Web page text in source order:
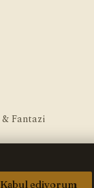
Fantazi
Kabul ediyorum